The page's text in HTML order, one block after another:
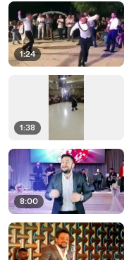
1:24
1:38
8:00